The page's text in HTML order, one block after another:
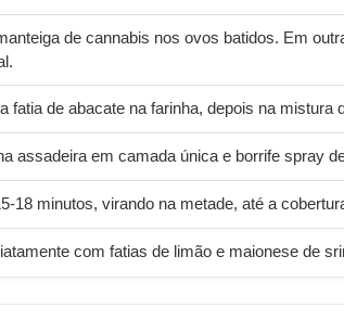
de cannabis nos ovos batidos. Em
fatia de abacate na farinha, depois na mistura
assadeira em camada única e borrife spray
18 minutos, virando na metade, até a
com fatias de limão e maionese de